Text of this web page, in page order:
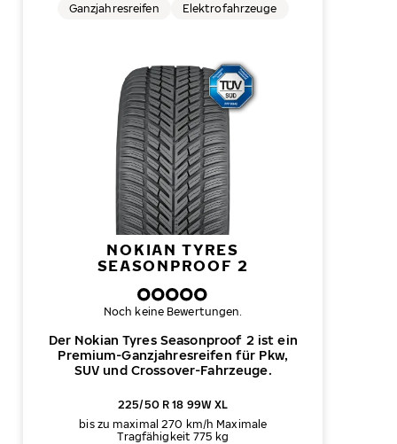
NOKIAN TYRES
SEASONPROOF 2
Der Nokian Tyres Seasonproof 2 ist ein
Premium-Ganzjahresreifen für Pkw,
SUV und Crossover-Fahrzeuge.
Ganzjahresreifen Elektrofahrzeuge
Noch keine Bewertungen.
225/50 R 18 99W XL
bis zu maximal 270 km/h Maximale
Tragfähigkeit 775 kg